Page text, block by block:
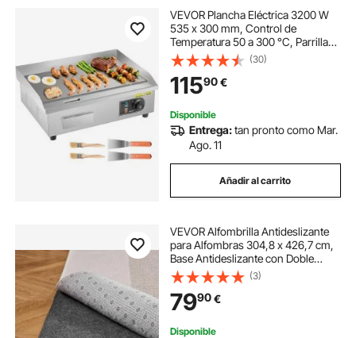
VEVOR Plancha Eléctrica 3200 W
535 x 300 mm, Control de
Temperatura 50 a 300 °C, Parrilla
de Encimera de Acero Inoxidable
con Superficie Plana, 4
Almohadillas para los Pies, para
Carne y Panqueques
(30)
11590€
Disponible
Entrega:tan pronto como Mar.
Ago. 11
Añadir al carrito
VEVOR Alfombrilla Antideslizante
para Alfombras 304,8 x 426,7 cm,
Base Antideslizante con Doble
Superficie de Fieltro y Agarre de
Goma, Protege Suelos y Mantiene
Alfombras en Su Lugar, Gris Claro
(3)
7990€
Disponible